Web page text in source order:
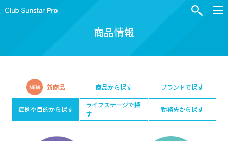
商品情報
新商品 商品から探す ブランドで探す
症例や目的から探す
ライフステージで探
す
勤務先から探す